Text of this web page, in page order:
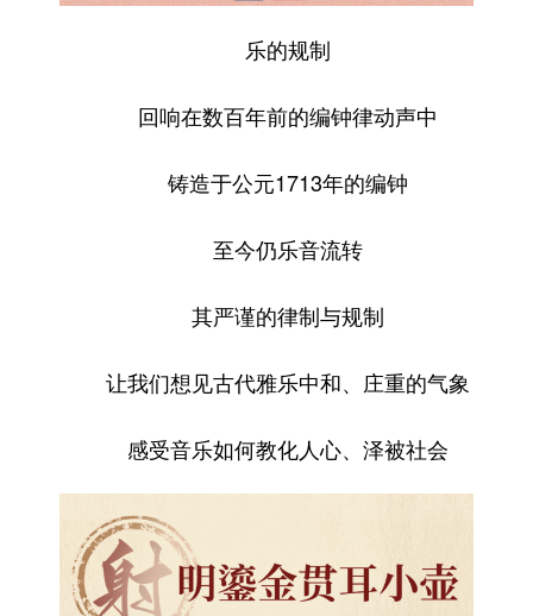
乐的规制
回响在数百年前的编钟律动声中
铸造于公元1713年的编钟
至今仍乐音流转
其严谨的律制与规制
让我们想见古代雅乐中和、庄重的气象
感受音乐如何教化人心、泽被社会